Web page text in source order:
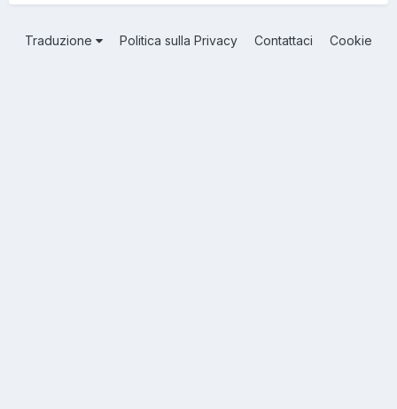
Traduzione Politica sulla Privacy Contattaci Cookie